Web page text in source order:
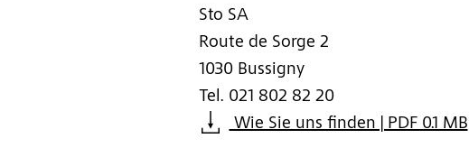
Sto SA
Route de Sorge 2
1030 Bussigny
Tel. 021 802 82 20
Wie Sie uns finden | PDF 0.1 MB